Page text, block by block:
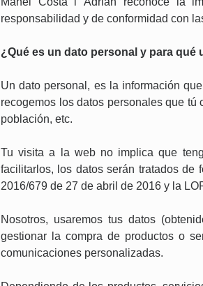
responsabilidad y de conformidad con
¿Qué es un dato personal y para qué
Un dato personal, es la información
recogemos los datos personales que
población, etc.
Tu visita a la web no implica que
facilitarlos, los datos serán tratados de
2016/679 de 27 de abril de 2016 y la
Nosotros, usaremos tus datos
gestionar la compra de productos o
comunicaciones personalizadas.